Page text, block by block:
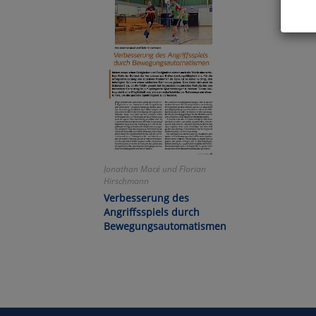
Jonathan Macé und Florian
Hirschmann
Verbesserung des
Angriffsspiels durch
Bewegungsautomatismen